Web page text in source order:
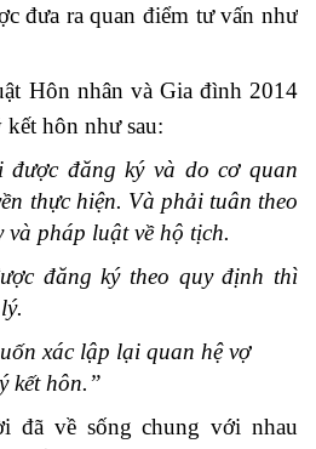
đưa ra quan điểm tư vấn như
Hôn nhân và Gia đình 2014
hôn như sau:
được đăng ký và do cơ quan
thực hiện. Và phải tuân theo
pháp luật về hộ tịch.
đăng ký theo quy định thì
xác lập lại quan hệ vợ
kết hôn.”
đã về sống chung với nhau